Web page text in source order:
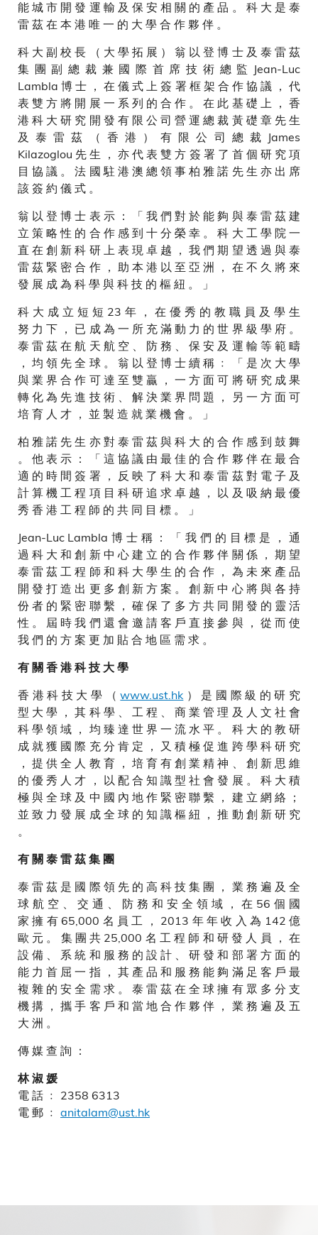
能 城 市 開 發 運 輸 及 保 安 相 關 的 產 品 。 科 大 是 泰
雷 茲 在 本 港 唯 一 的 大 學 合 作 夥 伴 。
科 大 副 校 長 （ 大 學 拓 展 ） 翁 以 登 博 士 及 泰 雷 茲
集 團 副 總 裁 兼 國 際 首 席 技 術 總 監 Jean-Luc
Lambla 博 士 ， 在 儀 式 上 簽 署 框 架 合 作 協 議 ， 代
表 雙 方 將 開 展 一 系 列 的 合 作 。 在 此 基 礎 上 ， 香
港 科 大 研 究 開 發 有 限 公 司 營 運 總 裁 黃 礎 章 先 生
及 泰 雷 茲 （ 香 港 ） 有 限 公 司 總 裁 James
Kilazoglou 先 生 ， 亦 代 表 雙 方 簽 署 了 首 個 研 究 項
目 協 議 。 法 國 駐 港 澳 總 領 事 柏 雅 諾 先 生 亦 出 席
該 簽 約 儀 式 。
翁 以 登 博 士 表 示 ： 「 我 們 對 於 能 夠 與 泰 雷 茲 建
立 策 略 性 的 合 作 感 到 十 分 榮 幸 。 科 大 工 學 院 一
直 在 創 新 科 研 上 表 現 卓 越 ， 我 們 期 望 透 過 與 泰
雷 茲 緊 密 合 作 ， 助 本 港 以 至 亞 洲 ， 在 不 久 將 來
發 展 成 為 科 學 與 科 技 的 樞 紐 。 」
科 大 成 立 短 短 23 年 ， 在 優 秀 的 教 職 員 及 學 生
努 力 下 ， 已 成 為 一 所 充 滿 動 力 的 世 界 級 學 府 。
泰 雷 茲 在 航 天 航 空 、 防 務 、 保 安 及 運 輸 等 範 疇
， 均 領 先 全 球 。 翁 以 登 博 士 續 稱 ﹕ 「 是 次 大 學
與 業 界 合 作 可 達 至 雙 贏 ， 一 方 面 可 將 研 究 成 果
轉 化 為 先 進 技 術 、 解 決 業 界 問 題 ， 另 一 方 面 可
培 育 人 才 ， 並 製 造 就 業 機 會 。 」
柏 雅 諾 先 生 亦 對 泰 雷 茲 與 科 大 的 合 作 感 到 鼓 舞
。 他 表 示 ： 「 這 協 議 由 最 佳 的 合 作 夥 伴 在 最 合
適 的 時 間 簽 署 ， 反 映 了 科 大 和 泰 雷 茲 對 電 子 及
計 算 機 工 程 項 目 科 研 追 求 卓 越 ， 以 及 吸 納 最 優
秀 香 港 工 程 師 的 共 同 目 標 。 」
Jean-Luc Lambla 博 士 稱 ： 「 我 們 的 目 標 是 ， 通
過 科 大 和 創 新 中 心 建 立 的 合 作 夥 伴 關 係 ， 期 望
泰 雷 茲 工 程 師 和 科 大 學 生 的 合 作 ， 為 未 來 產 品
開 發 打 造 出 更 多 創 新 方 案 。 創 新 中 心 將 與 各 持
份 者 的 緊 密 聯 繫 ， 確 保 了 多 方 共 同 開 發 的 靈 活
性 。 屆 時 我 們 還 會 邀 請 客 戶 直 接 參 與 ， 從 而 使
我 們 的 方 案 更 加 貼 合 地 區 需 求 。
有 關 香 港 科 技 大 學
香 港 科 技 大 學 （www.ust.hk ） 是 國 際 級 的 研 究
型 大 學 ， 其 科 學 、 工 程 、 商 業 管 理 及 人 文 社 會
科 學 領 域 ， 均 臻 達 世 界 一 流 水 平 。 科 大 的 教 研
成 就 獲 國 際 充 分 肯 定 ， 又 積 極 促 進 跨 學 科 研 究
， 提 供 全 人 教 育 ， 培 育 有 創 業 精 神 、 創 新 思 維
的 優 秀 人 才 ， 以 配 合 知 識 型 社 會 發 展 。 科 大 積
極 與 全 球 及 中 國 內 地 作 緊 密 聯 繫 ， 建 立 網 絡 ；
並 致 力 發 展 成 全 球 的 知 識 樞 紐 ， 推 動 創 新 研 究
。
有 關 泰 雷 茲 集 團
泰 雷 茲 是 國 際 領 先 的 高 科 技 集 團 ， 業 務 遍 及 全
球 航 空 、 交 通 、 防 務 和 安 全 領 域 ， 在 56 個 國
家 擁 有 65,000 名 員 工 ， 2013 年 年 收 入 為 142 億
歐 元 。 集 團 共 25,000 名 工 程 師 和 研 發 人 員 ， 在
設 備 、 系 統 和 服 務 的 設 計 、 研 發 和 部 署 方 面 的
能 力 首 屈 一 指 ， 其 產 品 和 服 務 能 夠 滿 足 客 戶 最
複 雜 的 安 全 需 求 。 泰 雷 茲 在 全 球 擁 有 眾 多 分 支
機 搆 ， 攜 手 客 戶 和 當 地 合 作 夥 伴 ， 業 務 遍 及 五
大 洲 。
傳 媒 查 詢 ：
林 淑 媛
電 話 ﹕ 2358 6313
電 郵 ﹕ anitalam@ust.hk